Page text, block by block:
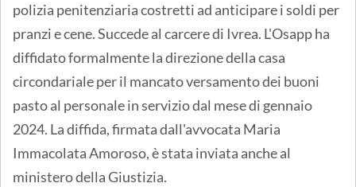
polizia penitenziaria costretti ad anticipare i soldi per
pranzi e cene. Succede al carcere di Ivrea. L'Osapp ha
diffidato formalmente la direzione della casa
circondariale per il mancato versamento dei buoni
pasto al personale in servizio dal mese di gennaio
2024. La diffida, firmata dall'avvocata Maria
Immacolata Amoroso, è stata inviata anche al
ministero della Giustizia.